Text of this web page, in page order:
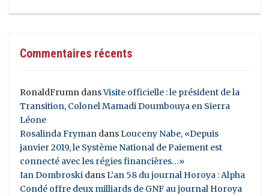
Commentaires récents
RonaldFrumn dansVisite officielle : le président de la
Transition, Colonel Mamadi Doumbouya en Sierra
Léone
Rosalinda Fryman dansLouceny Nabe, «Depuis
janvier 2019, le Système National de Paiement est
connecté avec les régies financières…»
Ian Dombroski dansL’an 58 du journal Horoya : Alpha
Condé offre deux milliards de GNF au journal Horoya